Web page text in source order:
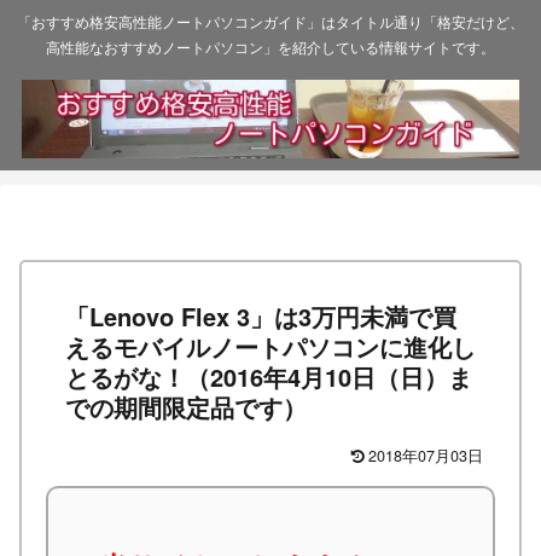
「おすすめ格安高性能ノートパソコンガイド」はタイトル通り「格安だけど、
高性能なおすすめノートパソコン」を紹介している情報サイトです。
「Lenovo Flex 3」は3万円未満で買
えるモバイルノートパソコンに進化し
とるがな！（2016年4月10日（日）ま
での期間限定品です）
2018年07月03日